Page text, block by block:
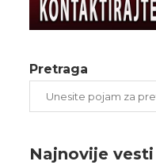
Pretraga
Najnovije vesti